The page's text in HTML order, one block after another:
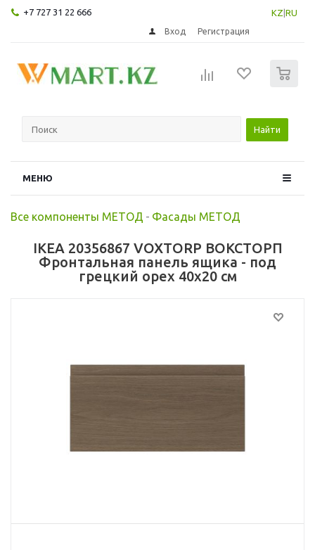
+7 727 31 22 666 KZ RU
Вход Регистрация
Найти
МЕНЮ
Все компоненты МЕТОД - Фасады МЕТОД
IKEA 20356867 VOXTORP ВОКСТОРП
Фронтальная панель ящика - под
грецкий орех 40x20 см